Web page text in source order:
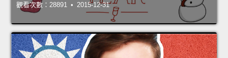
觀看次數：28891 • 2015-12-31